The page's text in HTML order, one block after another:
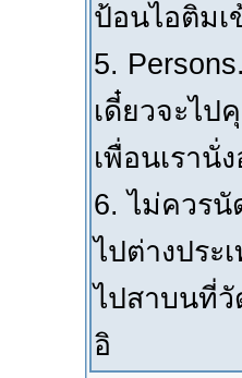
ป้อนไอติมเ
5.
เดี๋ยวจะไป
เพื่อนเรานั่
6. ไม่ควร
ไปต่างประ
ไปสาบนที่วั
อิ